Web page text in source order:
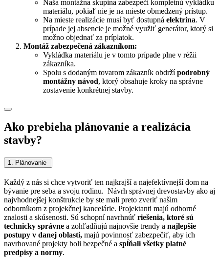
Naša montážna skupina zabezpečí kompletnú vykládku
materiálu, pokiaľ nie je na mieste obmedzený prístup.
Na mieste realizácie musí byť dostupná elektrina. V
prípade jej absencie je možné využiť generátor, ktorý si
možno objednať za príplatok.
Montáž zabezpečená zákazníkom:
Vykládka materiálu je v tomto prípade plne v réžii
zákazníka.
Spolu s dodaným tovarom zákazník obdržípodrobný
montážny návod, ktorý obsahuje kroky na správne
zostavenie konkrétnej stavby.
Ako prebieha plánovanie a realizácia
stavby?
1. Plánovanie
Každý z nás si chce vytvoriť ten najkrajší a najefektívnejší dom na
bývanie pre seba a svoju rodinu. Návrh správnej drevostavby ako aj
najvhodnejšej konštrukcie by ste mali preto zveriť našim
odborníkom z projekčnej kancelárie. Projektanti majú odborné
znalosti a skúsenosti. Sú schopní navrhnúť riešenia, ktoré sú
technicky správne a zohľadňujú najnovšie trendy a najlepšie
postupy v danej oblasti, majú povinnosť zabezpečiť, aby ich
navrhované projekty boli bezpečné a spĺňali všetky platné
predpisy a normy.